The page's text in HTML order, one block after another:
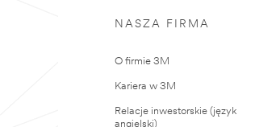
NASZA FIRMA
O firmie 3M
Kariera w 3M
Relacje inwestorskie (język
angielski)